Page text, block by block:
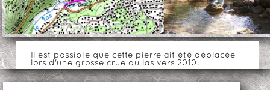
Il est possible que cette pierre ait été déplacée
lors d'une grosse crue du las vers 2010.